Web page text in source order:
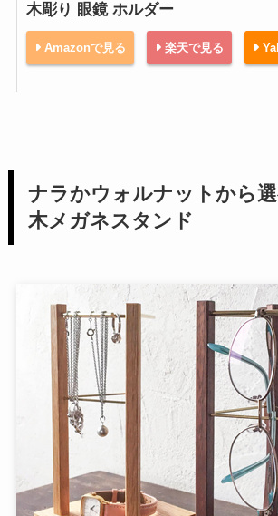
木彫り 眼鏡 ホルダー
Amazonで見る 楽天で見る
ナラかウォルナットから
木メガネスタンド